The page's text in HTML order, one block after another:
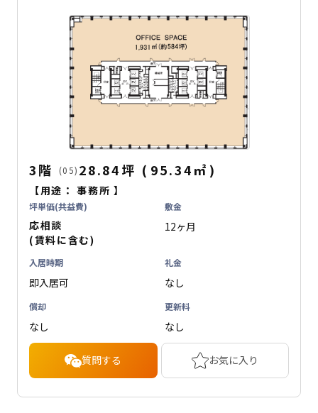
3階 (05) 28.84坪 ( 95.34㎡ )
【用途：事務所 】
坪単価(共益費)
応相談
(賃料に含む)
敷金
12ヶ月
入居時期
即入居可
礼金
なし
償却
なし
更新料
なし
質問する お気に入り